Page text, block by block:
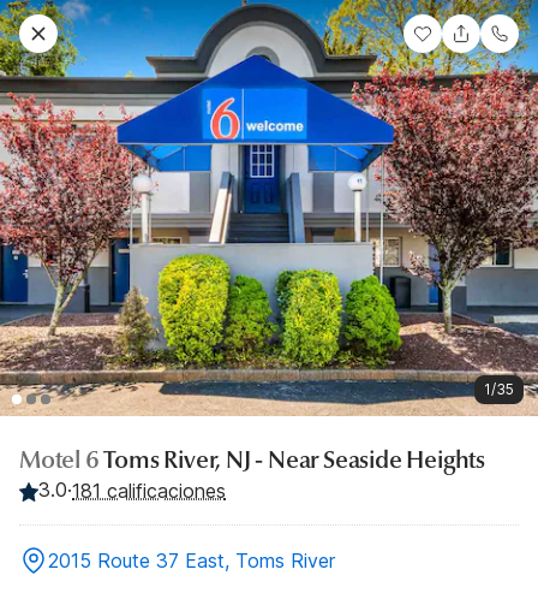
1/35
Motel 6Toms River, NJ - Near Seaside Heights
3.0·181 calificaciones
2015 Route 37 East, Toms River